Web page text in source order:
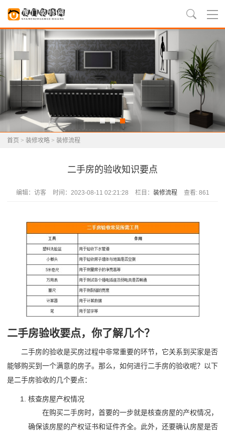
首页 > 装修攻略 > 装修流程
二手房的验收知识要点
编辑：访客 时间：2023-08-11 02:21:28 栏目： 装修流程 查看: 861
二手房验收要点，你了解几个？
二手房的验收是买房过程中非常重要的环节，它关系到买家是否
能够购买到一个满意的房子。那么，如何进行二手房的验收呢？以下
是二手房验收的几个要点：
核查房屋产权情况
在购买二手房时，首要的一步就是核查房屋的产权情况，
确保该房屋的产权证书和证件齐全。此外，还要确认房屋是否